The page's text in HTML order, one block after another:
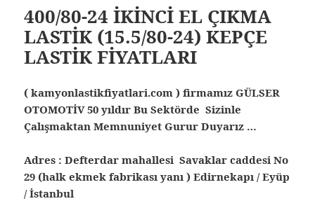
400/80-24 İKİNCİ EL ÇIKMA
LASTİK (15.5/80-24) KEPÇE
LASTİK FİYATLARI
( kamyonlastikfiyatlari.com ) firmamız GÜLSER
OTOMOTİV 50 yıldır Bu Sektörde Sizinle
Çalışmaktan Memnuniyet Gurur Duyarız …
Adres : Defterdar mahallesi Savaklar caddesi No
29 (halk ekmek fabrikası yanı ) Edirnekapı / Eyüp
/ İstanbul